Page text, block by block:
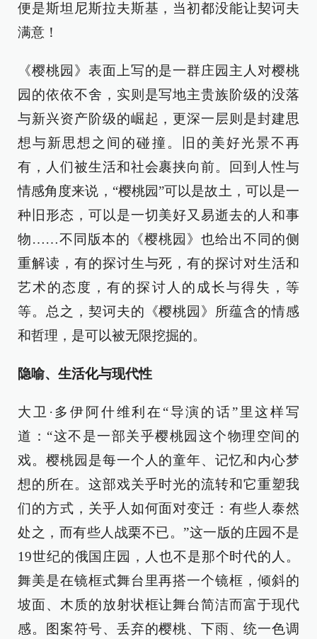
便是斯坦尼斯拉夫斯基，当初都没能让契诃夫
满意！
《樱桃园》表面上写的是一群庄园主人对樱桃
园的依依不舍，实则是写地主贵族阶级的没落
与新兴资产阶级的崛起，更深一层则是封建思
想与新思想之间的碰撞。旧的美好光景不再
有，人们被生活和社会裹挟向前。回到人性与
情感角度来说，“樱桃园”可以是故土，可以是一
种旧形态，可以是一切美好又易逝去的人和事
物……不同版本的《樱桃园》也给出不同的侧
重解读，有的探讨生与死，有的探讨对生活和
艺术的态度，有的探讨人的成长与得失，等
等。总之，契诃夫的《樱桃园》所蕴含的情感
和哲理，是可以被无限挖掘的。
隐喻、生活化与现代性
大卫·多伊阿什维利在“导演的话”里这样写
道：“这不是一部关乎樱桃园这个物理空间的
戏。樱桃园是每一个人的童年、记忆和内心梦
想的所在。这部戏关乎时光的流转和它重塑我
们的方式，关乎人如何面对变迁：有些人泰然
处之，而有些人战栗不已。”这一版的庄园不是
19世纪的俄国庄园，人也不是那个时代的人。
舞美是在镜框式舞台里再搭一个镜框，倾斜的
坡面、木质的放射状框让舞台简洁而富于现代
感。图案符号、丢弃的樱桃、下雨、统一色调